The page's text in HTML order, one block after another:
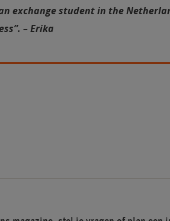
exchange student in the
– Erika